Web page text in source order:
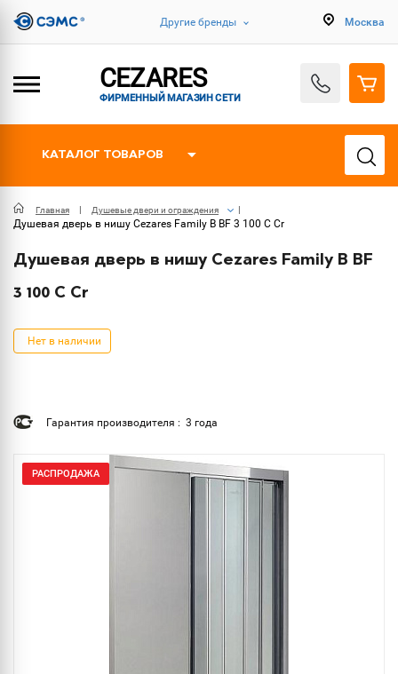
Другие бренды Москва
CEZARES
ФИРМЕННЫЙ МАГАЗИН СЕТИ
КАТАЛОГ ТОВАРОВ
Главная Душевые двери и ограждения
Душевая дверь в нишу Cezares Family B BF 3 100 C Cr
Душевая дверь в нишу Cezares Family B BF
3 100 C Cr
Нет в наличии
Гарантия производителя : 3 года
РАСПРОДАЖА